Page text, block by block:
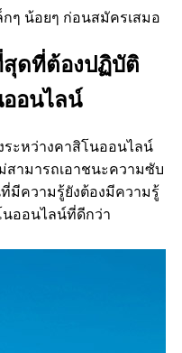
กๆ น้อยๆ ก่อนสมัครเสมอ
สุดที่ต้องปฏิบัติ
อนไลน์
ะหว่างคาสิโนออนไลน์
สามารถเอาชนะความซับ
มีความรู้ยังต้องมีความรู้
นออนไลน์ที่ดีกว่า